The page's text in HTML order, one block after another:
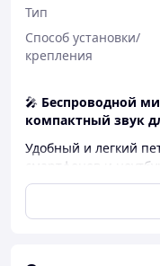
Тип
Способ установки/
крепления
🎤 Беспроводной
компактный звук
Удобный и легкий
смартфонов и
для iPhone 15/16,
Благодаря Bluetooth